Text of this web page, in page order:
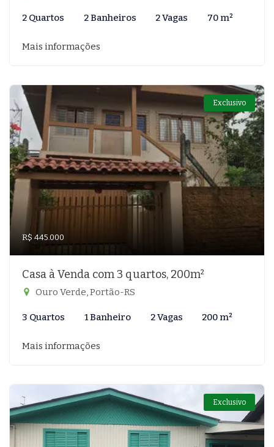
2 Quartos 2 Banheiros 2 Vagas 70 m²
Mais informações
Exclusivo
R$ 445.000
Casa à Venda com 3 quartos, 200m²
Ouro Verde, Portão-RS
3 Quartos 1 Banheiro 2 Vagas 200 m²
Mais informações
Exclusivo